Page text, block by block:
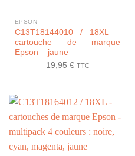
EPSON
C13T18144010 / 18XL –
cartouche de marque
Epson – jaune
19,95 € TTC